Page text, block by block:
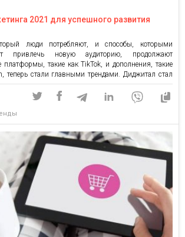
2021 для успешного развития
люди потребляют, и способы, которыми
привлечь новую аудиторию, продолжают
платформы, такие как TikTok, и дополнения, такие
теперь стали главными трендами. Диджитал стал
маркетинга. Сейчас на него приходится около
каналов. Ожидается, что в 2021 году